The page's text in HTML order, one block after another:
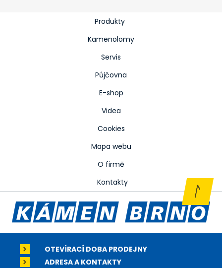
Produkty
Kamenolomy
Servis
Půjčovna
E-shop
Videa
Cookies
Mapa webu
O firmě
Kontakty
OTEVÍRACÍ DOBA PRODEJNY
ADRESA A KONTAKTY